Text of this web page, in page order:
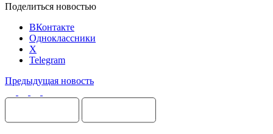
Поделиться новостью
ВКонтакте
Одноклассники
X
Telegram
Предыдущая новость